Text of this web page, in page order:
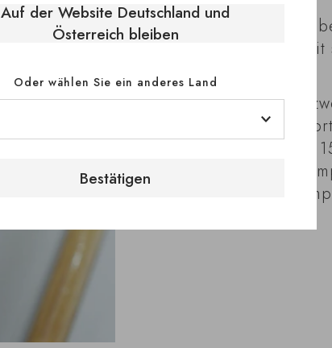
Jede Weinsorte muss
serviert werden,
entfaltet.
Dieses Modell ist in
eines für jede
Temperatur zwischen
Kühlfach mit einer
Weißweine und
Auf der Website Deutschland und
Österreich bleiben
Oder wählen Sie ein anderes Land
Bestätigen